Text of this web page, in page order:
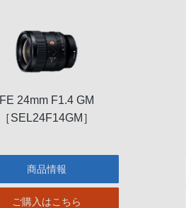
FE 24mm F1.4 GM
［SEL24F14GM］
商品情報
ご購入はこちら